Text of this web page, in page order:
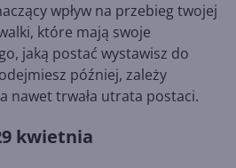
wpływ na przebieg twojej
które mają swoje
jaką postać wystawisz do
później, zależy
nawet trwała utrata postaci.
kwietnia